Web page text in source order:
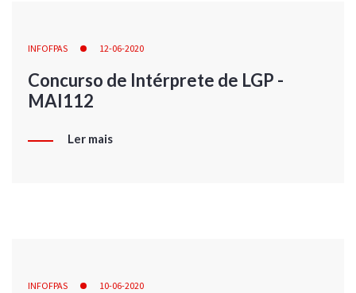
INFOFPAS 12-06-2020
Concurso de Intérprete de LGP -
MAI112
Ler mais
INFOFPAS 10-06-2020